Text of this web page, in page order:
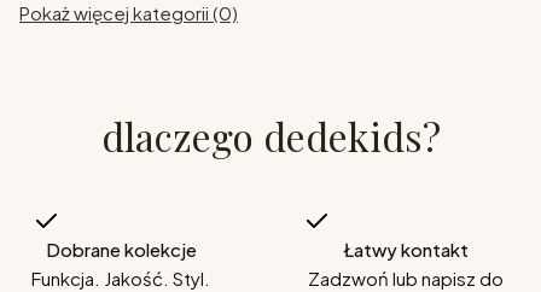
Pokaż więcej kategorii (0)
dlaczego dedekids?
Dobrane kolekcje
Funkcja. Jakość. Styl.
Łatwy kontakt
Zadzwoń lub napisz do